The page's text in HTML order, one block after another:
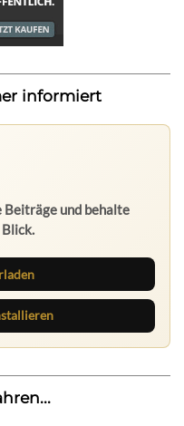
informiert
Beiträge und behalte